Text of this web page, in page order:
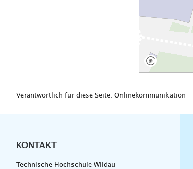
Verantwortlich für diese Seite: Onlinekommunikation
KONTAKT
Technische Hochschule Wildau